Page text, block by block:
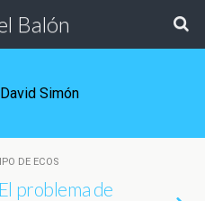
Balón
Simón
DE ECOS
problema de